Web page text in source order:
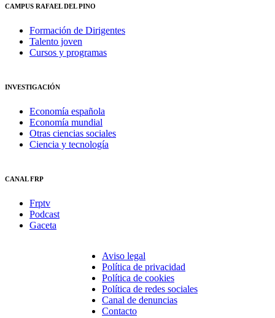
CAMPUS RAFAEL DEL PINO
Formación de Dirigentes
Talento joven
Cursos y programas
INVESTIGACIÓN
Economía española
Economía mundial
Otras ciencias sociales
Ciencia y tecnología
CANAL FRP
Frptv
Podcast
Gaceta
Aviso legal
Política de privacidad
Política de cookies
Política de redes sociales
Canal de denuncias
Contacto